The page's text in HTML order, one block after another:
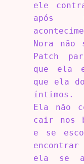
ele
após
Nora não
Patch
que ela
que ela
íntimos.
Ela não
cair nos
e se
ela se